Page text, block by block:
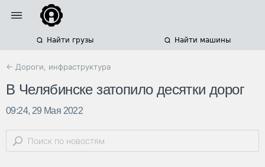
Найти грузы Найти машины
← Дороги, инфраструктура
В Челябинске затопило десятки дорог
09:24, 29 Мая 2022